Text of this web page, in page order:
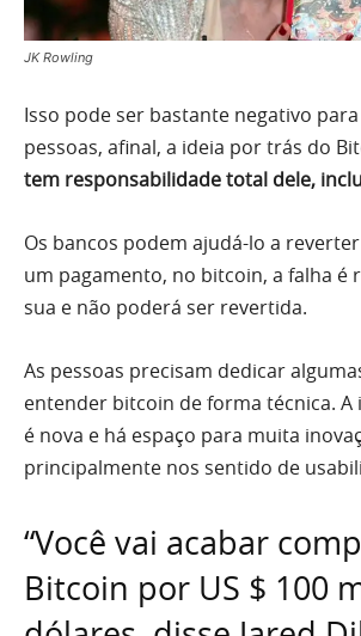
JK Rowling
Isso pode ser bastante negativo
pessoas, afinal, a ideia por trás do
tem responsabilidade total dele,
Os bancos podem ajudá-lo a
um pagamento, no bitcoin, a falha é
sua e não poderá ser revertida.
As pessoas precisam dedicar
entender bitcoin de forma técnica. A
é nova e há espaço para muita
principalmente nos sentido de
“Você vai acabar
Bitcoin por US $ 100